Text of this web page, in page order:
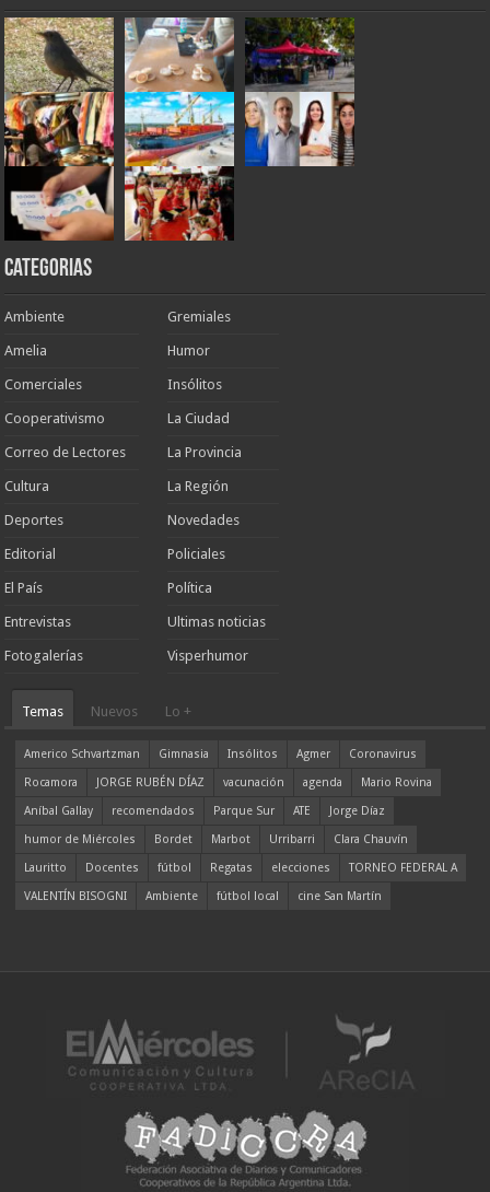
Categorias
Ambiente
Amelia
Comerciales
Cooperativismo
Correo de Lectores
Cultura
Deportes
Editorial
El País
Entrevistas
Fotogalerías
Gremiales
Humor
Insólitos
La Ciudad
La Provincia
La Región
Novedades
Policiales
Política
Ultimas noticias
Visperhumor
Temas Nuevos Lo +
Americo Schvartzman Gimnasia Insólitos Agmer
Coronavirus
Rocamora
JORGE RUBÉN DÍAZ vacunación agenda
Mario Rovina
Aníbal Gallay
recomendados Parque Sur ATE
Jorge Díaz
humor de Miércoles
Bordet Marbot Urribarri
Clara Chauvín
Lauritto
Docentes fútbol Regatas elecciones
TORNEO FEDERAL A
VALENTÍN BISOGNI
Ambiente fútbol local cine San Martín